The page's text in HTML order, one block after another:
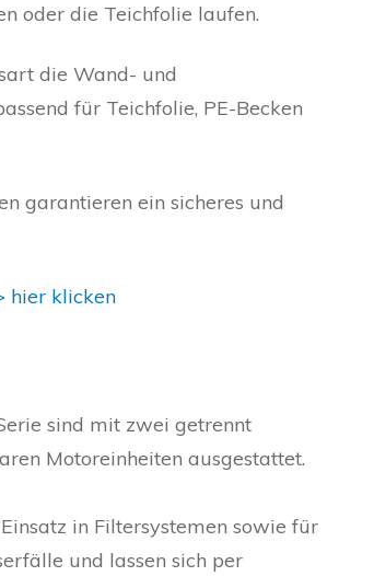
oder die Teichfolie laufen.
die Wand- und
für Teichfolie, PE-Becken
garantieren ein sicheres und
hier klicken
sind mit zwei getrennt
Motoreinheiten ausgestattet.
in Filtersystemen sowie für
und lassen sich per